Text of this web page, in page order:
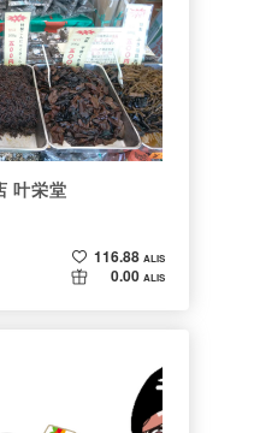
叶栄堂
116.88 ALIS
0.00 ALIS